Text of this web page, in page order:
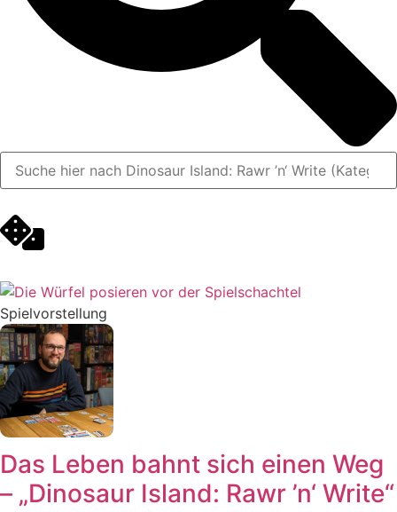
Spielvorstellung
Das Leben bahnt sich einen Weg
– „Dinosaur Island: Rawr ’n‘ Write“